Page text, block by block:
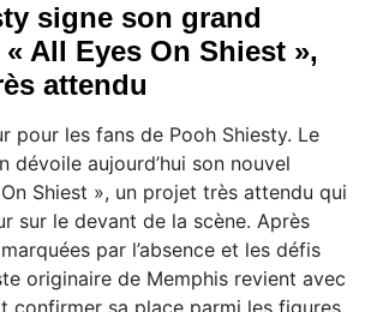
signe son grand
All Eyes On Shiest »,
attendu
pour les fans de Pooh Shiesty. Le
dévoile aujourd’hui son nouvel
Shiest », un projet très attendu qui
sur le devant de la scène. Après
par l’absence et les défis
originaire de Memphis revient avec